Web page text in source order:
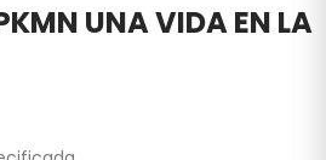
UNA VIDA EN LA